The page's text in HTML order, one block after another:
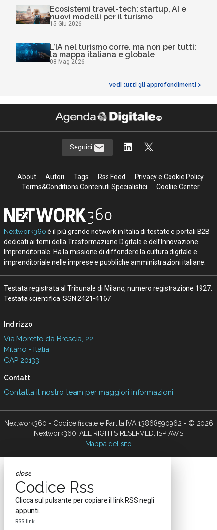
Ecosistemi travel-tech: startup, AI e
nuovi modelli per il turismo
15 Giu 2026
L’IA nel turismo corre, ma non per tutti:
la mappa italiana e globale
08 Mag 2026
Vedi tutti gli approfondimenti >
Seguici
About Autori Tags Rss Feed
Privacy e Cookie Policy
Terms&Conditions Contenuti Specialistici
Cookie Center
Nextwork360 è il più grande network in Italia di testate e portali B2B
dedicati ai temi della Trasformazione Digitale e dell’Innovazione
Imprenditoriale. Ha la missione di diffondere la cultura digitale e
imprenditoriale nelle imprese e pubbliche amministrazioni italiane.
Testata registrata al Tribunale di Milano, numero registrazione 1927.
Testata scientifica ISSN 2421-4167
Indirizzo
Via Moretto da Brescia, 22
Milano - Italia
CAP 20133
Contatti
Contatta il nostro team per maggiori informazioni
Nextwork360 - Codice fiscale e Partita IVA 13868590962 - © 2026
Nextwork360. ALL RIGHTS RESERVED. ISP AWS
Mappa del sito
close
Codice Rss
Clicca sul pulsante per copiare il link RSS negli
appunti.
RSS link